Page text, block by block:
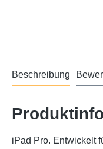
Beschreibung
iPad Pro. Entwickelt